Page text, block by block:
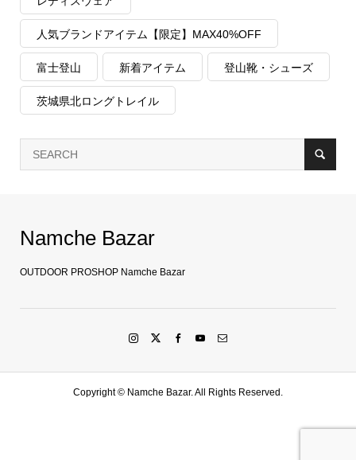
人気ブランドアイテム【限定】MAX40%OFF
富士登山 新着アイテム 登山靴・シューズ
茨城県北ロングトレイル
Namche Bazar
OUTDOOR PROSHOP Namche Bazar
Copyright © Namche Bazar. All Rights Reserved.